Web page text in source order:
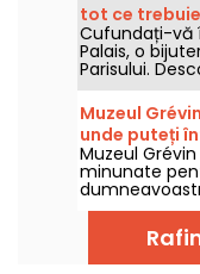
un adevărat
tot ce
bijuterie
Elysées
Cufundați-vă
Palais, o
Parisului.
la Expoziția
arhitectura
Art Nouveau.
vizitatori pe
emblematică
pentru arta și
deschidere,
avem pe
Muzeul
unde puteți
Muzeul
minunate
bulevardul
listă de
Scenografia,
vă oferă o